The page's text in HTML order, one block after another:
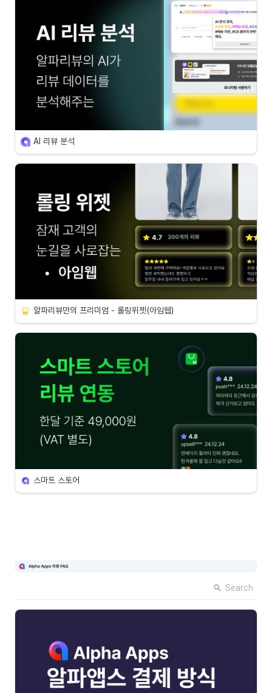
AI 리뷰 분석
알파리뷰만의 프리미엄 - 롤링위젯(아임웹)
스마트 스토어
Search